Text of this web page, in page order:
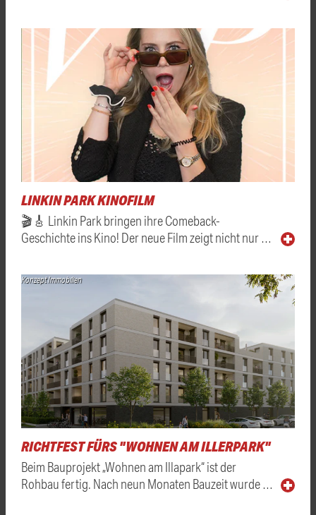
LINKIN PARK KINOFILM
🎬🎸 Linkin Park bringen ihre Comeback-
Geschichte ins Kino! Der neue Film zeigt nicht nur …
Konzept Immobilien
RICHTFEST FÜRS "WOHNEN AM ILLERPARK"
Beim Bauprojekt „Wohnen am Illapark“ ist der
Rohbau fertig. Nach neun Monaten Bauzeit wurde …